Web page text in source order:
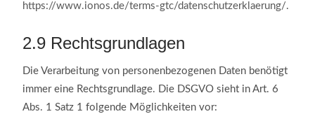
https://www.ionos.de/terms-gtc/datenschutzerklaerung/.
2.9 Rechtsgrundlagen
Die Verarbeitung von personenbezogenen Daten benötigt
immer eine Rechtsgrundlage. Die DSGVO sieht in Art. 6
Abs. 1 Satz 1 folgende Möglichkeiten vor: